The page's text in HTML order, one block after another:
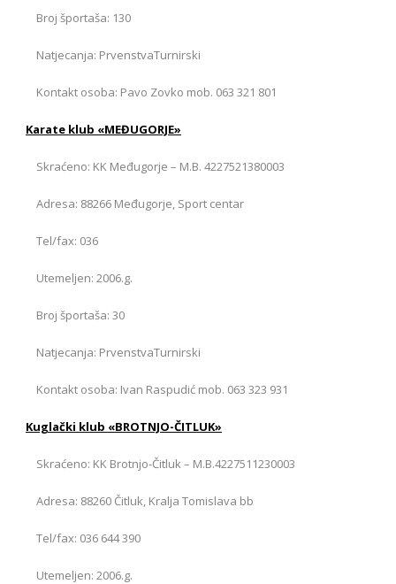
Broj športaša: 130
Natjecanja: PrvenstvaTurnirski
Kontakt osoba: Pavo Zovko mob. 063 321 801
Karate klub «MEĐUGORJE»
Skraćeno: KK Međugorje – M.B. 4227521380003
Adresa: 88266 Međugorje, Sport centar
Tel/fax: 036
Utemeljen: 2006.g.
Broj športaša: 30
Natjecanja: PrvenstvaTurnirski
Kontakt osoba: Ivan Raspudić mob. 063 323 931
Kuglački klub «BROTNJO-ČITLUK»
Skraćeno: KK Brotnjo-Čitluk – M.B.4227511230003
Adresa: 88260 Čitluk, Kralja Tomislava bb
Tel/fax: 036 644 390
Utemeljen: 2006.g.